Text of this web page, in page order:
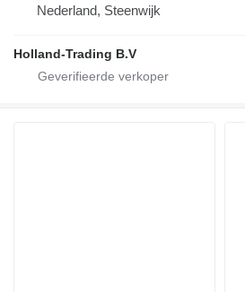
Nederland, Steenwijk
Holland-Trading B.V